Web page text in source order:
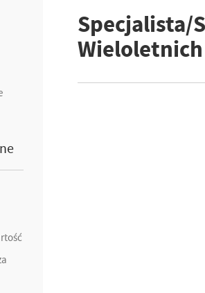
Specjalista/
Wieloletnich